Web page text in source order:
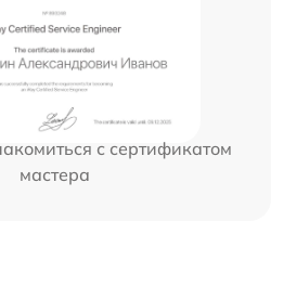
с сертификатом
мастера